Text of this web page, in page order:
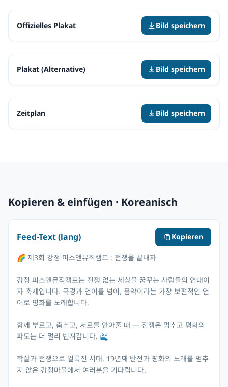
Offizielles Plakat Bild speichern
Plakat (Alternative) Bild speichern
Zeitplan Bild speichern
Kopieren & einfügen · Koreanisch
Feed-Text (lang) Kopieren
🌈 제3회 강정 피스앤뮤직캠프 : 전쟁을 끝내자
강정 피스앤뮤직캠프는 전쟁 없는 세상을 꿈꾸는 사람들의 연대이
자 축제입니다. 국경과 언어를 넘어, 음악이라는 가장 보편적인 언
어로 평화를 노래합니다.
함께 부르고, 춤추고, 서로를 안아줄 때 — 전쟁은 멈추고 평화의
파도는 더 멀리 번져갑니다. 🌊
학살과 전쟁으로 얼룩진 시대, 19년째 반전과 평화의 노래를 멈추
지 않은 강정마을에서 여러분을 기다립니다.